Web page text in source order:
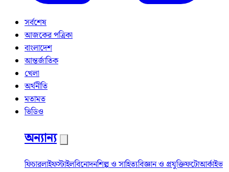
সর্বশেষ
আজকের পত্রিকা
বাংলাদেশ
আন্তর্জাতিক
খেলা
অর্থনীতি
মতামত
ভিডিও
অন্যান্য
ফিচারলাইফস্টাইলবিনোদনশিল্প ও সাহিত্যবিজ্ঞান ও প্রযুক্তিফটোআর্কাইভ